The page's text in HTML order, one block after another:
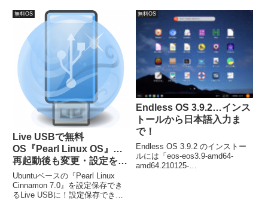
ます。ライブ起動が完了すれば、
日本語化と日本語入力が可能にな
っています。
無料OS
Live USBで無料
OS『Pearl Linux OS』…
再起動後も変更・設定を保
持！
Ubuntuベースの『Pearl Linux
Cinnamon 7.0』を設定保存でき
るLive USBに！設定保存できる
無料OS
Endless OS 3.9.2…インス
トールから日本語入力ま
で！
Endless OS 3.9.2 のインストー
ルには「eos-eos3.9-amd64-
amd64.210125-